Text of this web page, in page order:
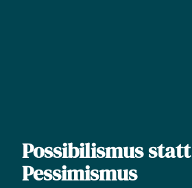
Possibilismus statt
Pessimismus